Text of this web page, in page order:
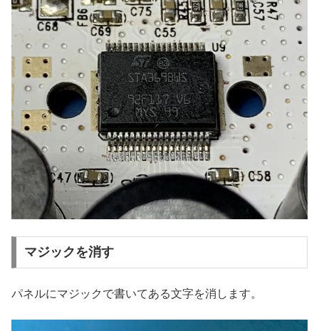
マジックを消す
パネルにマジックで書いてある文字を消します。